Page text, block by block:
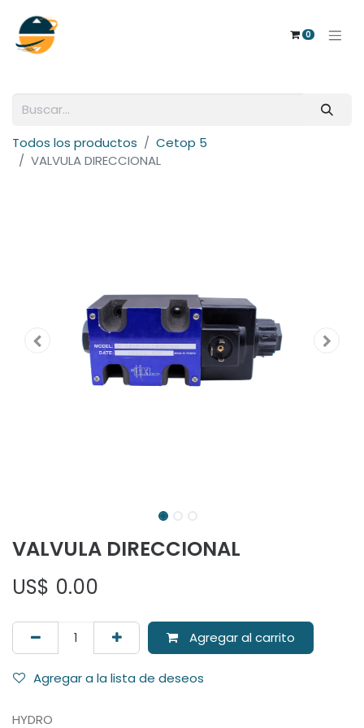
0
Todos los productos
Cetop 5
VALVULA DIRECCIONAL
VALVULA DIRECCIONAL
US$ 0.00
Agregar al carrito
Agregar a la lista de deseos
HYDRO